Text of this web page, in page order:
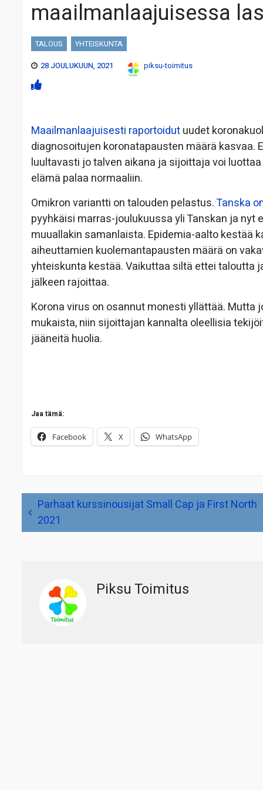
maailmanlaajuisessa
TALOUS
YHTEISKUNTA
28 JOULUKUUN, 2021
piksu-toimitus
Maailmanlaajuisesti raportoidutuudet
diagnosoitujen koronatapausten määrä
luultavasti jo talven aikana ja sijoittaja voi
elämä palaa normaaliin.
Omikron variantti on talouden pelastus.Tanska
pyyhkäisi marras-joulukuussa yli Tanskan ja
muuallakin samanlaista. Epidemia-aalto kestää
aiheuttamien kuolemantapausten määrä on
yhteiskunta kestää. Vaikuttaa siltä ettei taloutta
jälkeen rajoittaa.
Korona virus on osannut monesti yllättää.
mukaista, niin sijoittajan kannalta oleellisia
jääneitä huolia.
Jaa tämä:
Facebook X WhatsApp
Artikkelien
selausParhaat kurssinousijat Small Cap ja First North
2021
Piksu Toimitus